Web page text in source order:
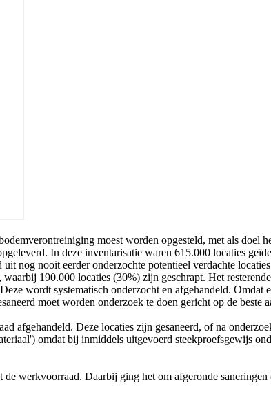
moest worden opgesteld, met als doel
In deze inventarisatie waren 615.000 locaties
nog nooit eerder onderzochte potentieel verdachte
190.000 locaties (30%) zijn geschrapt. Het
wordt systematisch onderzocht en afgehandeld. Omdat
moet worden onderzoek te doen gericht op de beste
afgehandeld. Deze locaties zijn gesaneerd, of na
omdat bij inmiddels uitgevoerd steekproefsgewijs
werkvoorraad. Daarbij ging het om afgeronde